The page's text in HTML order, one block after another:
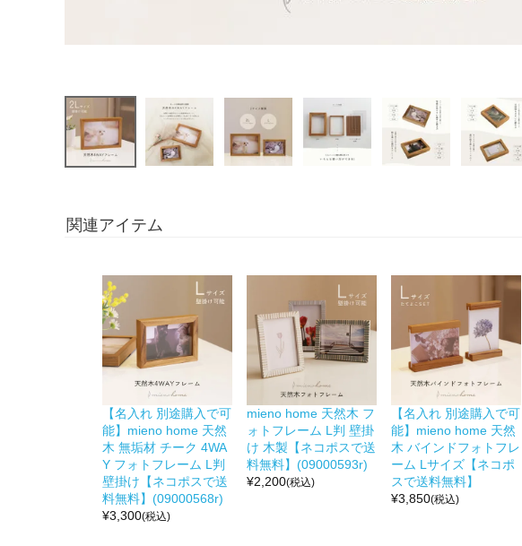
関連アイテム
【名入れ 別途購入で可
能】mieno home 天然
木 無垢材 チーク 4WA
Y フォトフレーム L判
壁掛け【ネコポスで送
料無料】(09000568r)
¥3,300(税込)
mieno home 天然木 フ
ォトフレーム L判 壁掛
け 木製【ネコポスで送
料無料】(09000593r)
¥2,200(税込)
【名入れ 別途購入で可
能】mieno home 天然
木 バインドフォトフレ
ーム Lサイズ【ネコポ
スで送料無料】
¥3,850(税込)